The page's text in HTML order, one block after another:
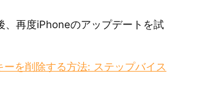
、再度iPhoneのアップデートを試
を削除する方法: ステップバイス